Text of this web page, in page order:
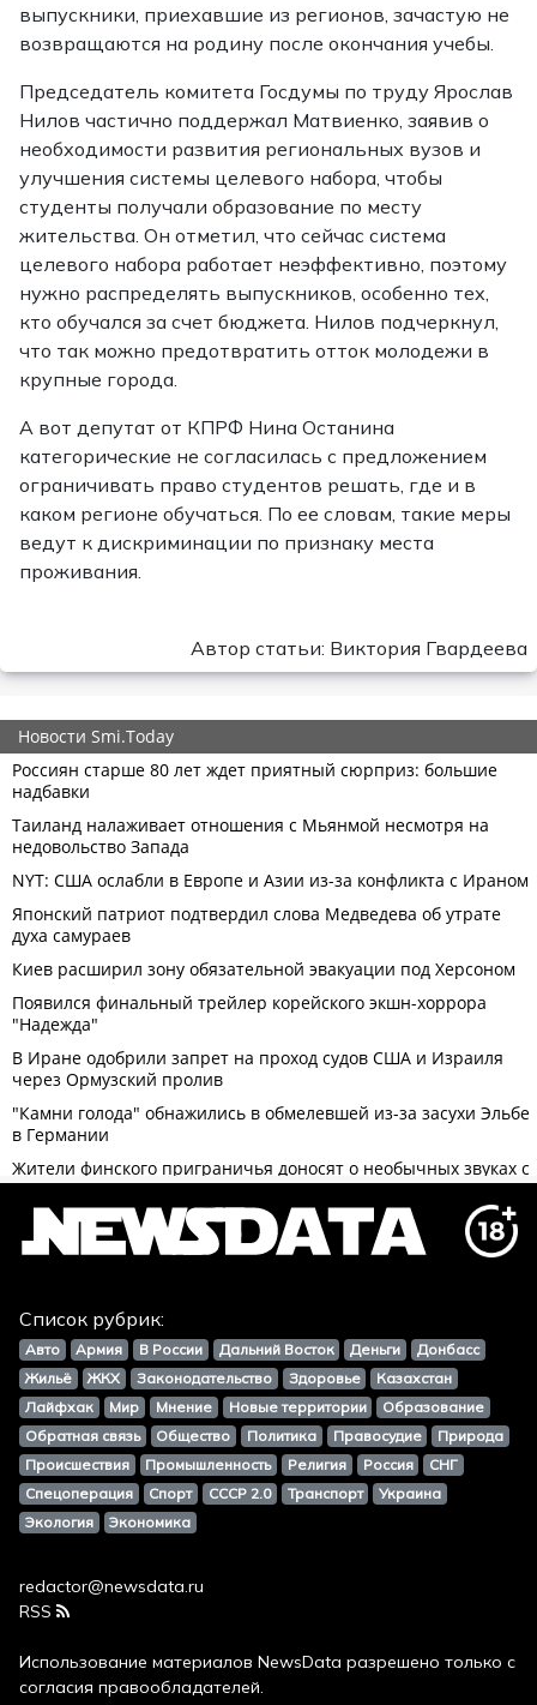
выпускники, приехавшие из регионов, зачастую не
возвращаются на родину после окончания учебы.
Председатель комитета Госдумы по труду Ярослав
Нилов частично поддержал Матвиенко, заявив о
необходимости развития региональных вузов и
улучшения системы целевого набора, чтобы
студенты получали образование по месту
жительства. Он отметил, что сейчас система
целевого набора работает неэффективно, поэтому
нужно распределять выпускников, особенно тех,
кто обучался за счет бюджета. Нилов подчеркнул,
что так можно предотвратить отток молодежи в
крупные города.
А вот депутат от КПРФ Нина Останина
категорические не согласилась с предложением
ограничивать право студентов решать, где и в
каком регионе обучаться. По ее словам, такие меры
ведут к дискриминации по признаку места
проживания.
Автор статьи: Виктория Гвардеева
Список рубрик:
Авто Армия В России Дальний Восток Деньги
Донбасс
Жильё
ЖКХ Законодательство Здоровье
Казахстан
Лайфхак
Мир Мнение Новые территории
Образование
Обратная связь
Общество Политика Правосудие
Природа
Происшествия
Промышленность Религия Россия
СНГ
Спецоперация
Спорт СССР 2.0 Транспорт
Украина
Экология
Экономика
redactor@newsdata.ru
RSS
Использование материалов NewsData разрешено только с
согласия правообладателей.